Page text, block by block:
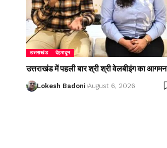
उत्तराखंड देहरादून
उत्तराखंड में पहली बार श्री श्री वेलबीइंग का आगमन
Lokesh Badoni August 6, 2026